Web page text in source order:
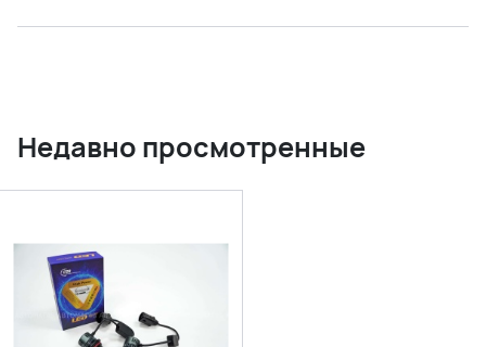
Недавно просмотренные